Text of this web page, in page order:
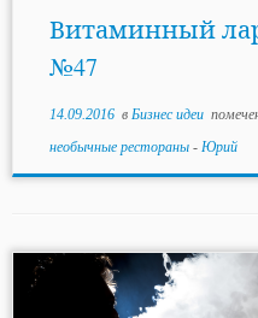
Витаминный
№47
14.09.2016в Бизнес идеи
необычные рестораны - Юрий